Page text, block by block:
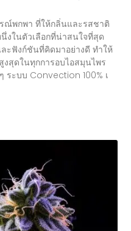
ณ์พกพา ที่ให้กลิ่นและรสชาติ
งในตัวเลือกที่น่าสนใจที่สุด
ะฟังก์ชันที่คิดมาอย่างดี ทำให้
สุดในทุกการอบไอสมุนไพร
ระบบ Convection 100% เ